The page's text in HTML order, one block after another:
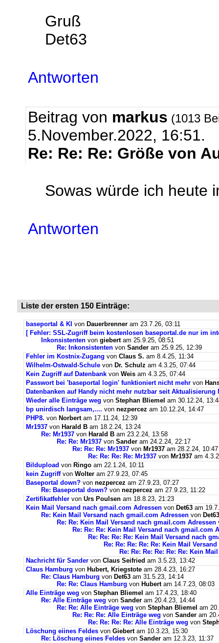
Gruß
Det63
Antworten
Beitrag von markus (1013
5.November.2022, 16:51.
Re: Re: Re: Größe von
Sowas würde ich heute
Antworten
Liste der ersten 150 Einträge:
baseportal & KI von Dauerbrenner am 23.7.26, 03:11
[ Fehler: SSL-Zugriff beim kostenlosen baseportal.de nur im
Inkonsistenten von giebertam 25.9.25, 08:51
Re: Inkonsistenten von Sander am 25.9.25, 12:39
Fehler im Kostnix-Zugang von Claus S. am 8.4.25, 11:34
Wilhelm-Ostwald-Schule von Dr. Schulz am 4.3.25, 07:44
Kein Zugriff auf Datenbank von Weis am 4.3.25, 07:44
Passwort bei 'baseportal login' funktioniert nicht mehr von
Datenbanken auf Handy nicht mehr nutzbar seit Aktualisierung
Wieder alle Einträge weg von Stephan Bliemel am 30.12.24,
bp unirdisch langsam,.... von nezpercez am 10.12.24, 14:47
PHP8. von Norbertam 17.11.24, 12:39
Mr1937 von Harald B am 18.2.24, 13:24
Re: Mr1937 von Harald B am 23.2.24, 13:58
Re: Re: Mr1937 von Sander am 24.2.24, 22:17
Re: Re: Re: Mr1937 von Mr1937 am 28.2.24, 10:47
Re: Re: Re: Re: Mr1937 von Mr1937 am
Bildupload von Ringo am 22.1.24, 10:11
kein Zugriffvon Wolter am 27.9.23, 07:45
Baseportal down? von nezpercez am 27.9.23, 07:27
Re: Baseportal down? von nezpercez am 27.9.23, 11:22
Zertifikatfehler von Urs Poulsen am 18.8.23, 21:23
Kein Mail Versand nach gmail.com Adressen von Det63 am
Re: Kein Mail Versand nach gmail.com Adressen von Det63
Re: Re: Kein Mail Versand nach gmail.com Adressen
Re: Re: Re: Kein Mail Versand nach gmail.com
Re: Re: Re: Re: Kein Mail Versand nach
Re: Re: Re: Re: Re: Kein Mail
Re: Re: Re: Re: Re: Re: Kein
Nachricht für Sander von Claus Seifried am 3.5.23, 13:42
Claus Hamburg von Hubert, Kriegstote am 28.4.23, 16:27
Re: Claus Hamburg von Det63 am 31.5.23, 14:14
Re: Re: Claus Hamburg von Hubertam 14.7.23, 08:03
Alle Einträge weg von Stephan Bliemel am 17.4.23, 18:40
Re: Alle Einträge weg von Sander am 20.4.23, 14:44
Re: Re: Alle Einträge weg von Stephan Bliemel am
Re: Re: Re: Alle Einträge weg von Sander am
Re: Re: Re: Re: Alle Einträge weg von
Löschung eiines Feldes von Giebertam 10.3.23, 15:30
Re: Löschung eiines Feldes von Sander am 12.3.23, 11:37